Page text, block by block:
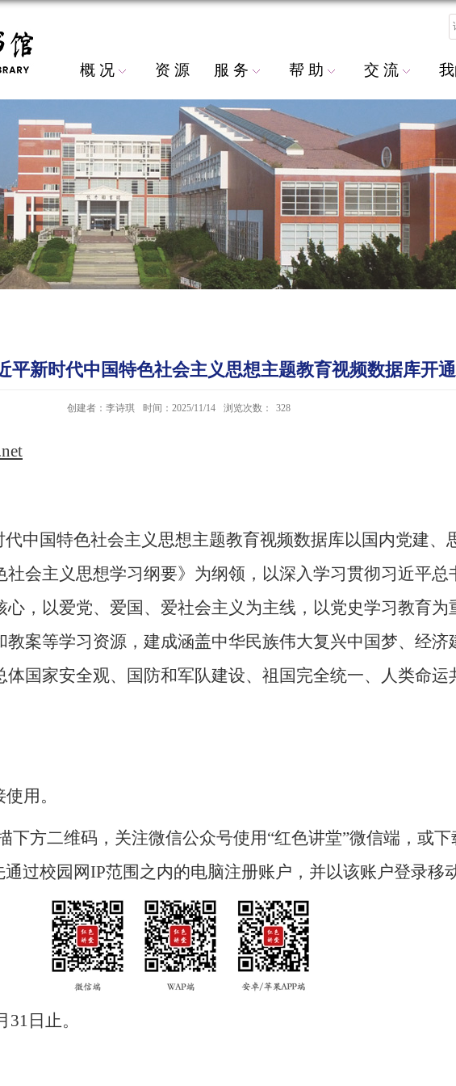
概 况 资 源 服 务 帮 助 交 流
平新时代中国特色社会主义思想主题教育视频数据库开
创建者：李诗琪 时间：2025/11/14 浏览次数： 328
国特色社会主义思想主题教育视频数据库以国内党建、
会主义思想学习纲要》为纲领，以深入学习贯彻习近平总
，以爱党、爱国、爱社会主义为主线，以党史学习教育
案等学习资源，建成涵盖中华民族伟大复兴中国梦、经
国家安全观、国防和军队建设、祖国完全统一、人类命运
用。
二维码，关注微信公众号使用“红色讲堂”微信端，或下
过校园网IP范围之内的电脑注册账户，并以该账户登录移
日止。